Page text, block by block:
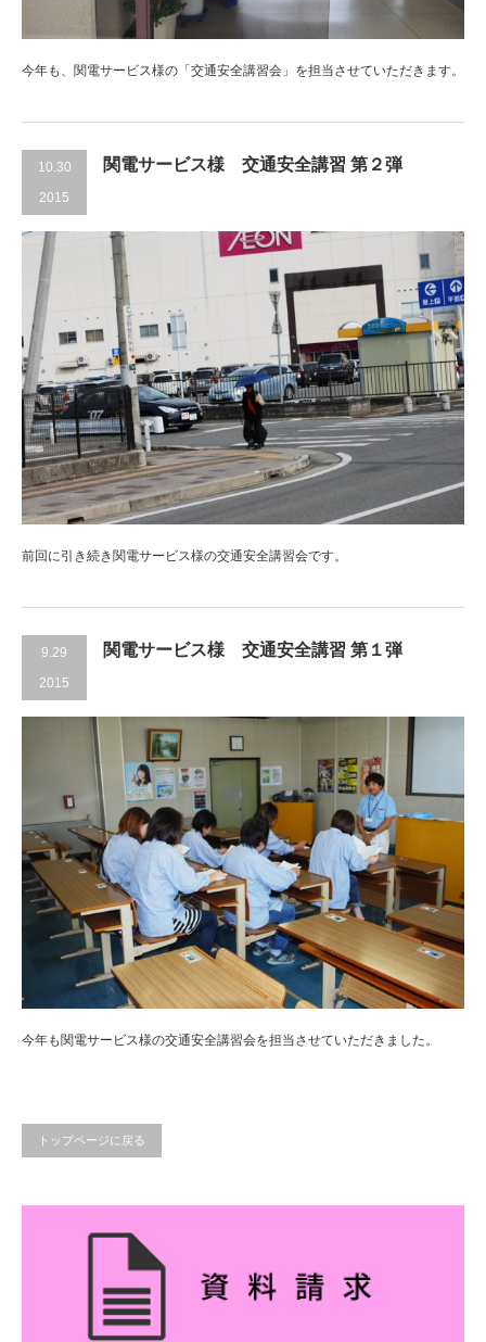
今年も、関電サービス様の「交通安全講習会」を担当させていただきます。
10.30
2015
関電サービス様 交通安全講習 第２弾
前回に引き続き関電サービス様の交通安全講習会です。
9.29
2015
関電サービス様 交通安全講習 第１弾
今年も関電サービス様の交通安全講習会を担当させていただきました。
トップページに戻る